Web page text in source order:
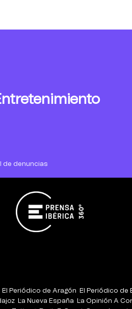
de denuncias
El Periódico de Aragón
El Periódico de
La Nueva España
La Opinión A